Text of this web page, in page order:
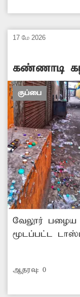
பொதுமக்கள்
-அபிஷேக்,
17 மே 2026
கண்ணாடி
குப்பை
வேலூர்
மூடப்பட்ட
மற்றும்
மேலும் மது
அந்த இடத்தில்
ஆதரவு: 0